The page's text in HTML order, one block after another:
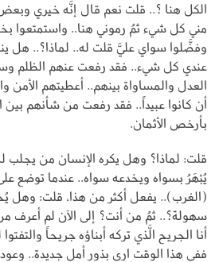
الكل هنا ؟.. قلت نعم قال إنَّه خيري
مني كل شيء ثمُ رموني هنا.. واستمتعوا
وفضَّلوا سواي عليَّ قلت له.. لماذا؟.. هل
عندي كل شيء.. فقد رفعت عنهم الظلم
العدل والمساواة بينهم.. أعطيتهم الأمن
أن كانوا عبيداً.. فقد رفعت من شأنهم بين
بأرخص الأثمان.
قلت: لماذا؟ وهل يكره الإنسان من يجلب
يُبْهَرُ بسواه ويخدعه سواه.. عندما توضع
(الغرب).. يفعل أكثر من هذا، قلت: وهل
سهولة؟.. ثمُ من أنت؟ إلى الآن لم أعرف
أنا الجريح الَّذي تركه أبناؤه جريحاً
ففي هذا الوقت ارى بذور أمل جديدة..